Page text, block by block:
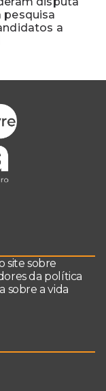
pesquisa
a
site sobre
da política
sobre a vida